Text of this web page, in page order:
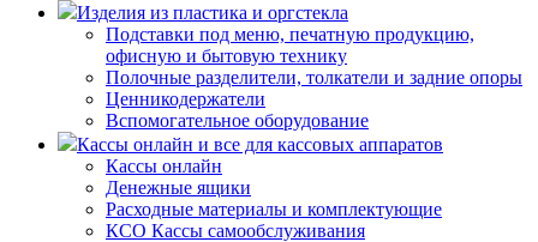
Изделия из пластика и оргстекла
Подставки под меню, печатную продукцию,
офисную и бытовую технику
Полочные разделители, толкатели и задние опоры
Ценникодержатели
Вспомогательное оборудование
Кассы онлайн и все для кассовых аппаратов
Кассы онлайн
Денежные ящики
Расходные материалы и комплектующие
КСО Кассы самообслуживания